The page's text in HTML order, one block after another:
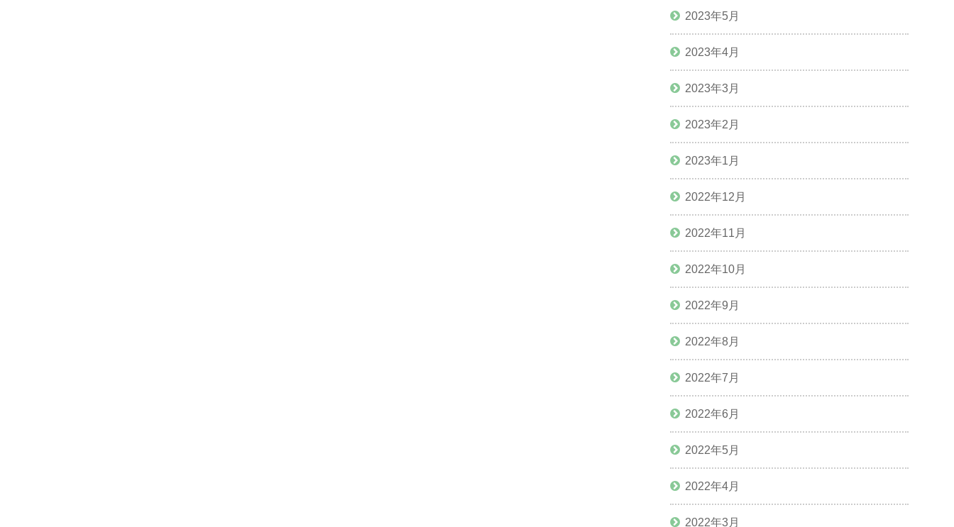
2023年5月
2023年4月
2023年3月
2023年2月
2023年1月
2022年12月
2022年11月
2022年10月
2022年9月
2022年8月
2022年7月
2022年6月
2022年5月
2022年4月
2022年3月